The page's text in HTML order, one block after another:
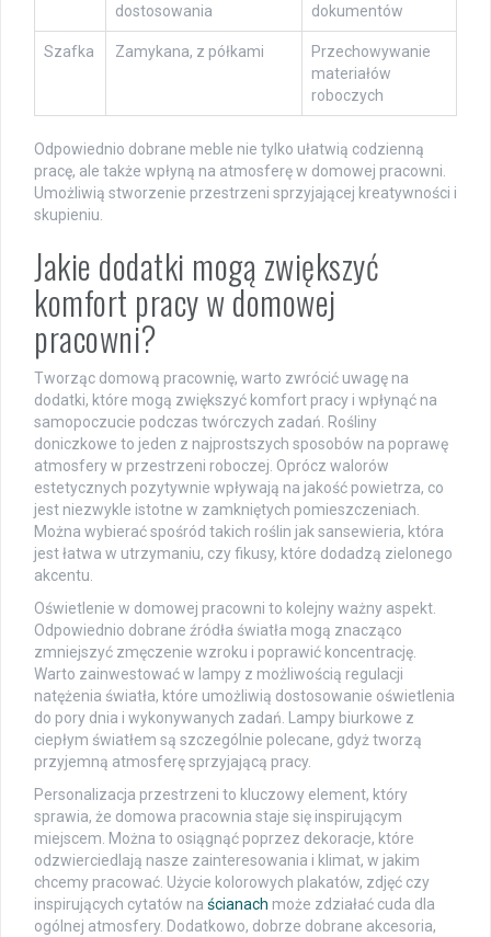
dostosowania dokumentów
Szafka Zamykana, z półkami
Przechowywanie
materiałów
roboczych
Odpowiednio dobrane meble nie tylko ułatwią codzienną
pracę, ale także wpłyną na atmosferę w domowej pracowni.
Umożliwią stworzenie przestrzeni sprzyjającej kreatywności i
skupieniu.
Jakie dodatki mogą zwiększyć
komfort pracy w domowej
pracowni?
Tworząc domową pracownię, warto zwrócić uwagę na
dodatki, które mogą zwiększyć komfort pracy i wpłynąć na
samopoczucie podczas twórczych zadań. Rośliny
doniczkowe to jeden z najprostszych sposobów na poprawę
atmosfery w przestrzeni roboczej. Oprócz walorów
estetycznych pozytywnie wpływają na jakość powietrza, co
jest niezwykle istotne w zamkniętych pomieszczeniach.
Można wybierać spośród takich roślin jak sansewieria, która
jest łatwa w utrzymaniu, czy fikusy, które dodadzą zielonego
akcentu.
Oświetlenie w domowej pracowni to kolejny ważny aspekt.
Odpowiednio dobrane źródła światła mogą znacząco
zmniejszyć zmęczenie wzroku i poprawić koncentrację.
Warto zainwestować w lampy z możliwością regulacji
natężenia światła, które umożliwią dostosowanie oświetlenia
do pory dnia i wykonywanych zadań. Lampy biurkowe z
ciepłym światłem są szczególnie polecane, gdyż tworzą
przyjemną atmosferę sprzyjającą pracy.
Personalizacja przestrzeni to kluczowy element, który
sprawia, że domowa pracownia staje się inspirującym
miejscem. Można to osiągnąć poprzez dekoracje, które
odzwierciedlają nasze zainteresowania i klimat, w jakim
chcemy pracować. Użycie kolorowych plakatów, zdjęć czy
inspirujących cytatów na ścianach może zdziałać cuda dla
ogólnej atmosfery. Dodatkowo, dobrze dobrane akcesoria,